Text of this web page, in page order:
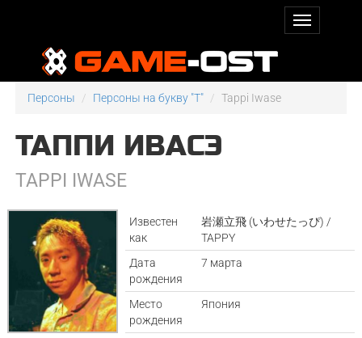
Персоны Персоны на букву "T" Tappi Iwase
ТАППИ ИВАСЭ
TAPPI IWASE
Известен
как
岩瀬立飛 (いわせたっぴ) /
TAPPY
Дата
рождения
7 марта
Место
рождения
Япония